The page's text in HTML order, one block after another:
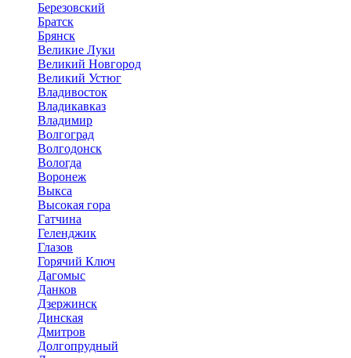
Березовский
Братск
Брянск
Великие Луки
Великий Новгород
Великий Устюг
Владивосток
Владикавказ
Владимир
Волгоград
Волгодонск
Вологда
Воронеж
Выкса
Высокая гора
Гатчина
Геленджик
Глазов
Горячий Ключ
Дагомыс
Данков
Дзержинск
Динская
Дмитров
Долгопрудный